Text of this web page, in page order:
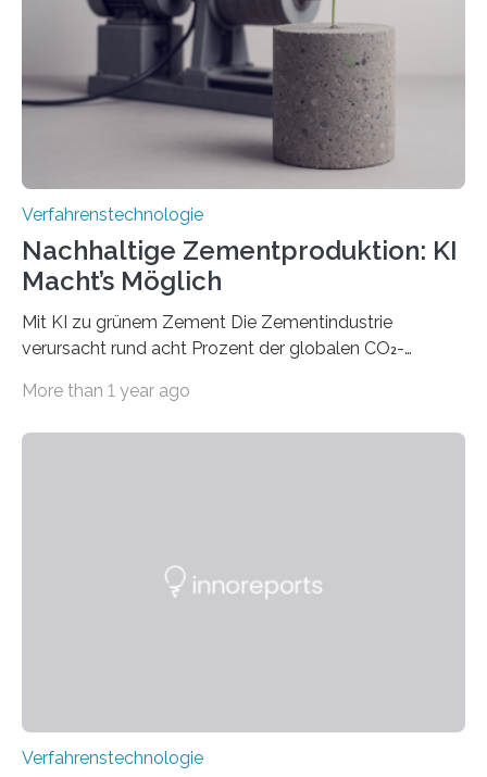
Bearbeitung deutlich und eröffnet neue Möglichkeiten
für Branchen wie die stahl- und metallverarbeitende
Industrie oder die Glasverarbeitung. Erste Tests…
Verfahrenstechnologie
Nachhaltige Zementproduktion: KI
Macht’s Möglich
Mit KI zu grünem Zement Die Zementindustrie
verursacht rund acht Prozent der globalen CO₂-
Flugverkehr. Forschende am Paul Scherrer Institut PSI
brennen, der Grundstoff für baufertigen Zement. Wenig
More than 1 year ago
Verfahrenstechnologie